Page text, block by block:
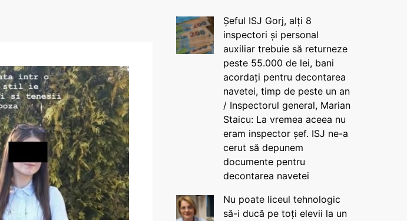
Șeful ISJ Gorj, alți 8
inspectori și personal
auxiliar trebuie să returneze
peste 55.000 de lei, bani
acordați pentru decontarea
navetei, timp de peste un an
/ Inspectorul general, Marian
Staicu: La vremea aceea nu
eram inspector șef. ISJ ne-a
cerut să depunem
documente pentru
decontarea navetei
Nu poate liceul tehnologic
să-i ducă pe toți elevii la un